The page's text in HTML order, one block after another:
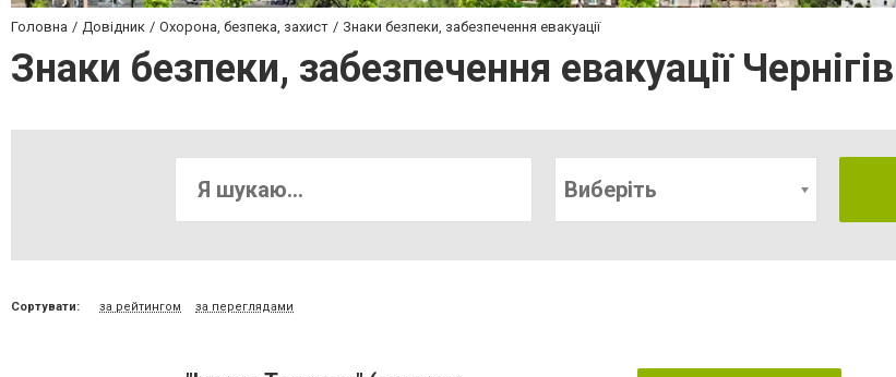
Головна Довідник Охорона, безпека, захист Знаки безпеки, забезпечення евакуації
Знаки безпеки, забезпечення евакуації Чернігів
Виберіть
Сортувати: за рейтингом за переглядами